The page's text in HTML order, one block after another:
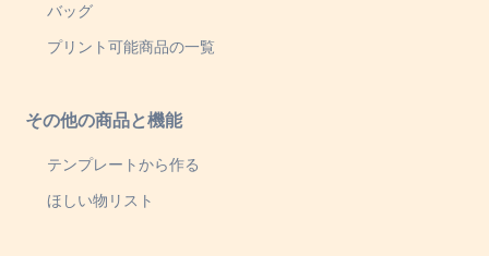
バッグ
プリント可能商品の一覧
その他の商品と機能
テンプレートから作る
ほしい物リスト